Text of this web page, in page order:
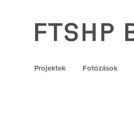
FTSHP blog
Projektek Fotózások